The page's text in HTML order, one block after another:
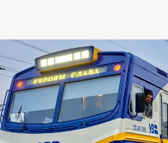
обладнання